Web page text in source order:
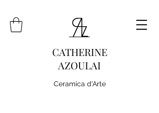
CATHERINE
AZOULAI
Ceramica d'Arte